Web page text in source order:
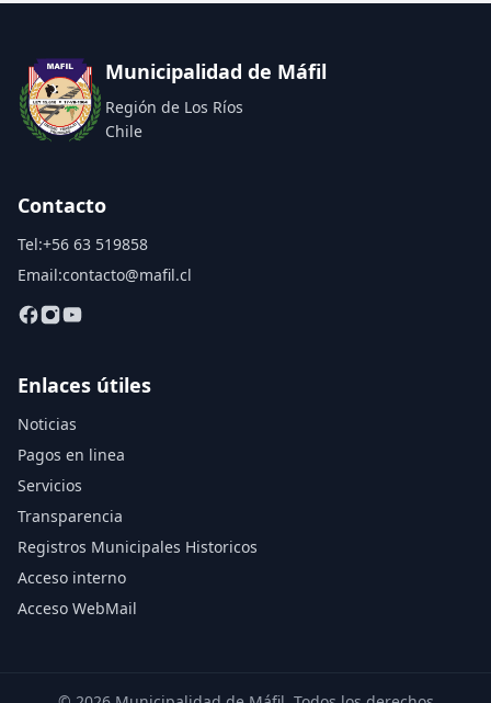
Municipalidad de Máfil
Región de Los Ríos
Chile
Contacto
Tel:+56 63 519858
Email:contacto@mafil.cl
Enlaces útiles
Noticias
Pagos en linea
Servicios
Transparencia
Registros Municipales Historicos
Acceso interno
Acceso WebMail